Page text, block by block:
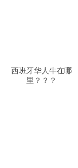
西班牙华人牛在哪
里？？？